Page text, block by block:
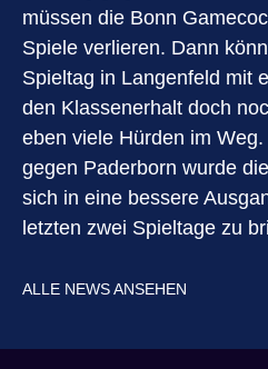
müssen die Bonn
Spiele verlieren. Dann
Spieltag in Langenfeld mit
den Klassenerhalt doch
eben viele Hürden im
gegen Paderborn wurde
sich in eine bessere
letzten zwei Spieltage zu
ALLE NEWS ANSEHEN